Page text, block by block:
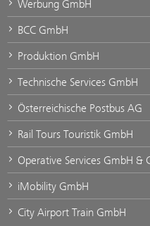
Werbung GmbH
BCC GmbH
Produktion GmbH
Technische Services GmbH
Österreichische Postbus AG
Rail Tours Touristik GmbH
Operative Services GmbH &
iMobility GmbH
City Airport Train GmbH